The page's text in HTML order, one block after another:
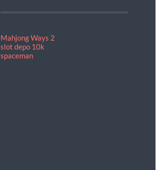
Mahjong Ways 2
slot depo 10k
spaceman